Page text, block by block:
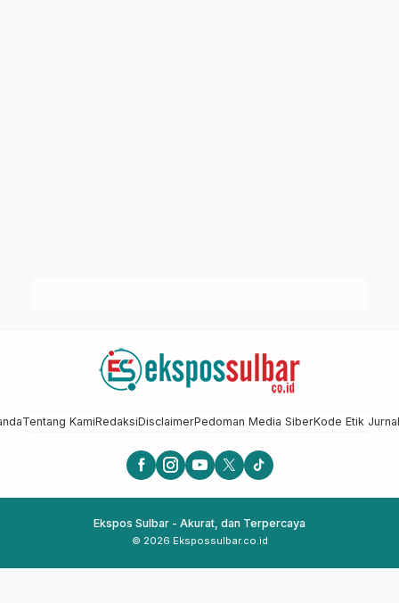
Tentang KamiRedaksiDisclaimerPedoman Media SiberKode Etik
Ekspos Sulbar - Akurat, dan Terpercaya
© 2026 Ekspossulbar.co.id